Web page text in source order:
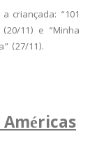
criançada: “101
11) e “Minha
(27/11).